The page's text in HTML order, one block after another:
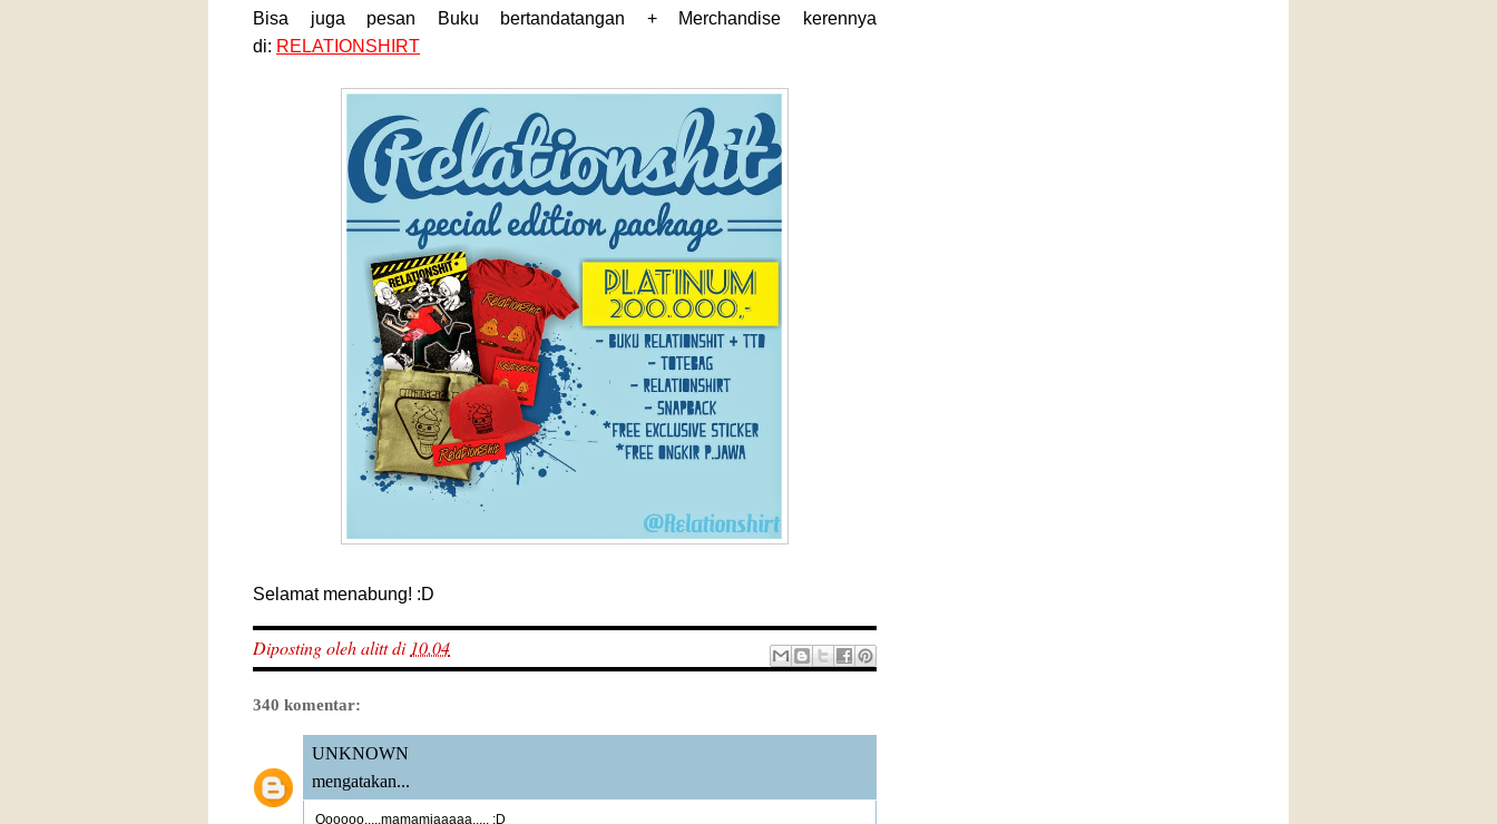
Bisa juga pesan Buku bertandatangan + Merchandise kerennya
di: RELATIONSHIRT
Selamat menabung! :D
Diposting olehalittdi 10.04
340 komentar:
UNKNOWN
mengatakan...
Oooooo.....mamamiaaaaa..... :D